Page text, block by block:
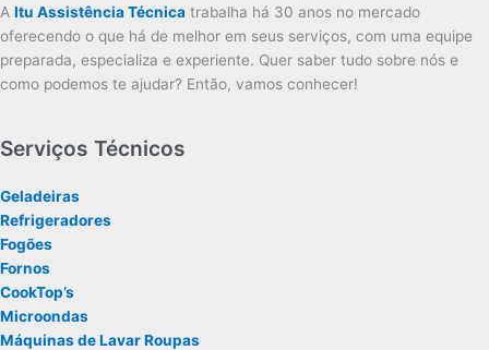
A Itu Assistência Técnica trabalha há 30 anos no mercado
oferecendo o que há de melhor em seus serviços, com uma equipe
preparada, especializa e experiente. Quer saber tudo sobre nós e
como podemos te ajudar? Então, vamos conhecer!
Serviços Técnicos
Geladeiras
Refrigeradores
Fogões
Fornos
CookTop’s
Microondas
Máquinas de Lavar Roupas